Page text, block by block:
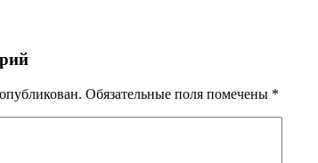
Обязательные поля помечены *